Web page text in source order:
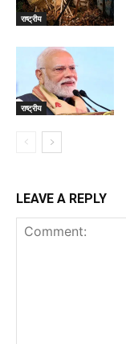
राष्ट्रीय
राष्ट्रीय
LEAVE A REPLY